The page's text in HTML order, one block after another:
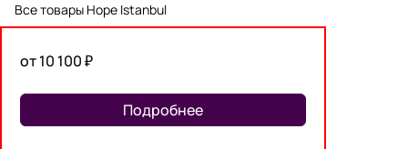
Все товары Hope Istanbul
от 10 100 ₽
Подробнее